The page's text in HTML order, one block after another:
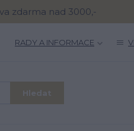
zdarma nad 3000,-
RADY A INFORMACE
Hledat